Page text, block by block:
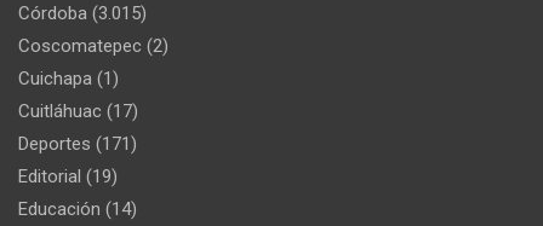
Córdoba (3.015)
Coscomatepec (2)
Cuichapa (1)
Cuitláhuac (17)
Deportes (171)
Editorial (19)
Educación (14)